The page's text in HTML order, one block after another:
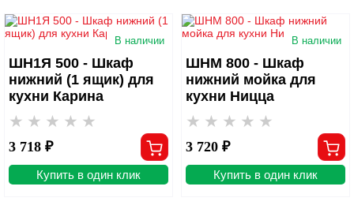
В наличии
ШН1Я 500 - Шкаф
нижний (1 ящик) для
кухни Карина
3 718 ₽
Купить в один клик
В наличии
ШНМ 800 - Шкаф
нижний мойка для
кухни Ницца
3 720 ₽
Купить в один клик